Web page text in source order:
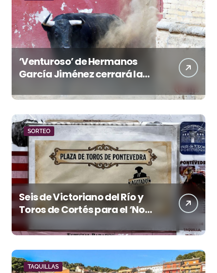
‘Venturoso’ de Hermanos
García Jiménez cerrará la
SORTEO
Seis de Victoriano del Río y
Toros de Cortés para el ‘No
Hay Localidades’ de esta
tarde en Pontevedra
TAQUILLAS